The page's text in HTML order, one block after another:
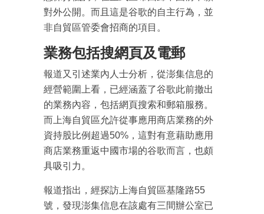
對外公開。而且這是谷歌的自主行為，並
非自貿區管委會招商的項目。
業務包括搜網頁及電郵
報道又引述業內人士分析，從澎集信息的
經營範圍上看，已經涵蓋了谷歌此前撤出
的業務內容，包括網頁搜索和郵箱服務。
而上海自貿區允許從事應用商店業務的外
資持股比例超過50%，這對有意藉助應用
商店業務重返中國市場的谷歌而言，也頗
具吸引力。
報道指出，經探訪上海自貿區基隆路55
號，發現澎集信息在該處有三間辦公室已
箱！